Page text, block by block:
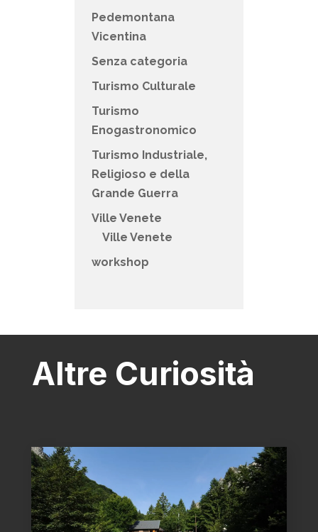
Pedemontana
Vicentina
Senza categoria
Turismo Culturale
Turismo
Enogastronomico
Turismo Industriale,
Religioso e della
Grande Guerra
Ville Venete
Ville Venete
workshop
Altre Curiosità